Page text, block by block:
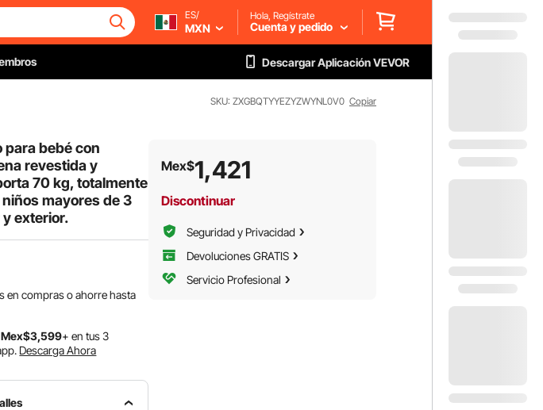
ES/
MXN
Hola, Regístrate
Cuenta y pedido
Descargar Aplicación VEVOR
SKU: ZXGBQTYYEZYZWYNL0V0 Copiar
para bebé con
revestida y
70 kg, totalmente
mayores de 3
exterior.
en compras o ahorre hasta
Mex$3,599+ en tus 3
Descarga Ahora
Mex$1,421
Discontinuar
Seguridad y Privacidad
Devoluciones GRATIS
Servicio Profesional